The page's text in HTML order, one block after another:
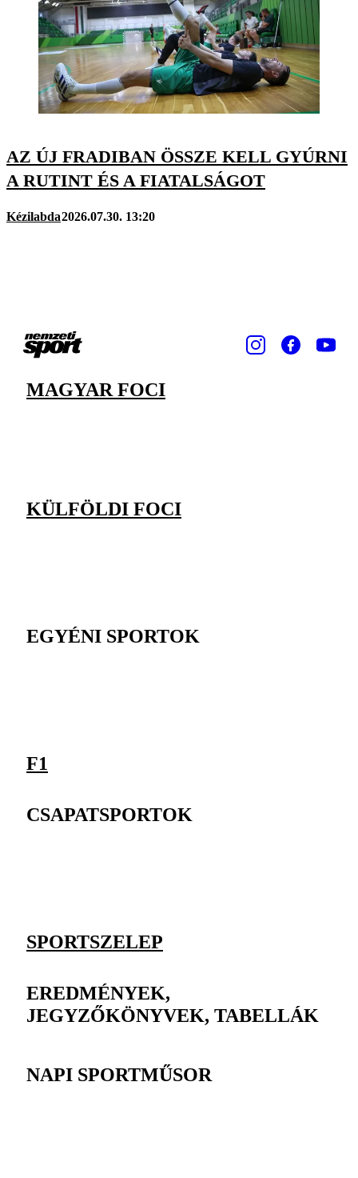
AZ ÚJ FRADIBAN ÖSSZE KELL GYÚRNI
A RUTINT ÉS A FIATALSÁGOT
Kézilabda2026.07.30. 13:20
MAGYAR FOCI
KÜLFÖLDI FOCI
EGYÉNI SPORTOK
F1
CSAPATSPORTOK
SPORTSZELEP
EREDMÉNYEK,
JEGYZŐKÖNYVEK, TABELLÁK
NAPI SPORTMŰSOR